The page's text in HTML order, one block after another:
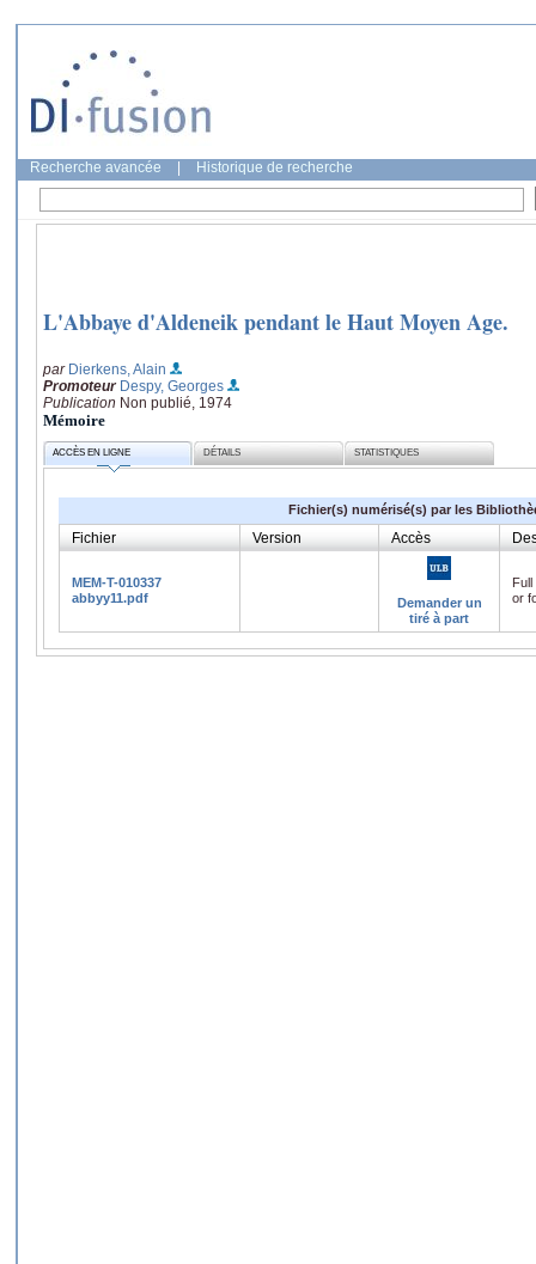
Recherche avancée Historique de recherche
L'Abbaye d'Aldeneik pendant le Haut Moyen Age.
par Dierkens, Alain
Promoteur Despy, Georges
Publication Non publié, 1974
Mémoire
ACCÈS EN LIGNE DÉTAILS STATISTIQUES
Fichier(s) numérisé(s) par les
Fichier Version Accès
MEM-T-010337
abbyy11.pdf
Demander un
tiré à part
or